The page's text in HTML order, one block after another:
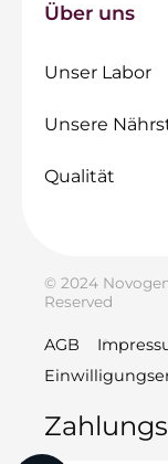
Über uns
Unser Labor
Unsere
Qualität
© 2024
Reserved
AGB